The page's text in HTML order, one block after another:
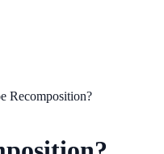
Recomposition?